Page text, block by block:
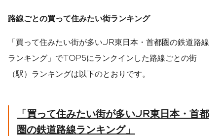
路線ごとの買って住みたい街ランキング
「買って住みたい街が多いJR東日本・首都圏の鉄道路線
ランキング」でTOP5にランクインした路線ごとの街
（駅）ランキングは以下のとおりです。
「買って住みたい街が多いJR東日本・首都
圏の鉄道路線ランキング」